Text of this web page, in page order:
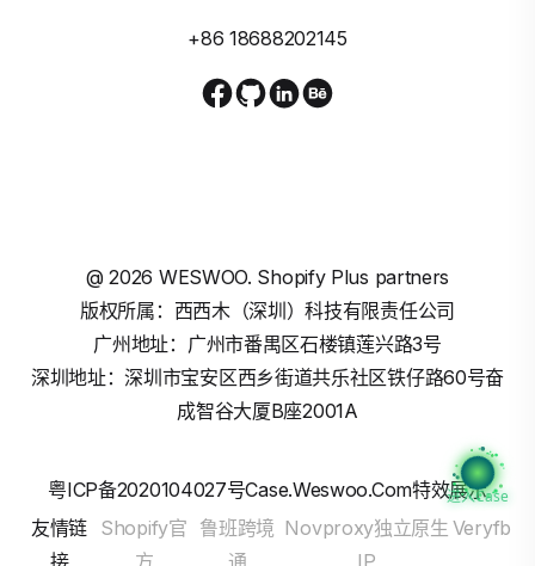
进入Case
+86 18688202145
@2026 WESWOO. Shopify Plus partners
版权所属：西西木（深圳）科技有限责任公司
广州地址：广州市番禺区石楼镇莲兴路3号
深圳地址：深圳市宝安区西乡街道共乐社区铁仔路60号奋
成智谷大厦B座2001A
粤ICP备2020104027号Case.weswoo.com特效展示
友情链
接
Shopify官
方
鲁班跨境
通
Novproxy独立原生
IP
Veryfb